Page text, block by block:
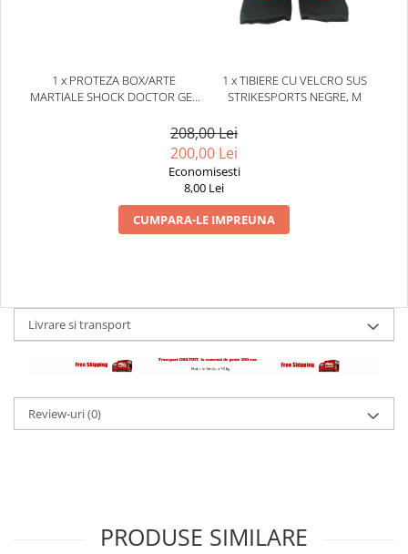
1 x PROTEZA BOX/ARTE
MARTIALE SHOCK DOCTOR GEL
1 x TIBIERE CU VELCRO SUS
STRIKESPORTS NEGRE, M
208,00 Lei
200,00 Lei
Economisesti
8,00 Lei
CUMPARA-LE IMPREUNA
Livrare si transport
Review-uri(0)
PRODUSE SIMILARE